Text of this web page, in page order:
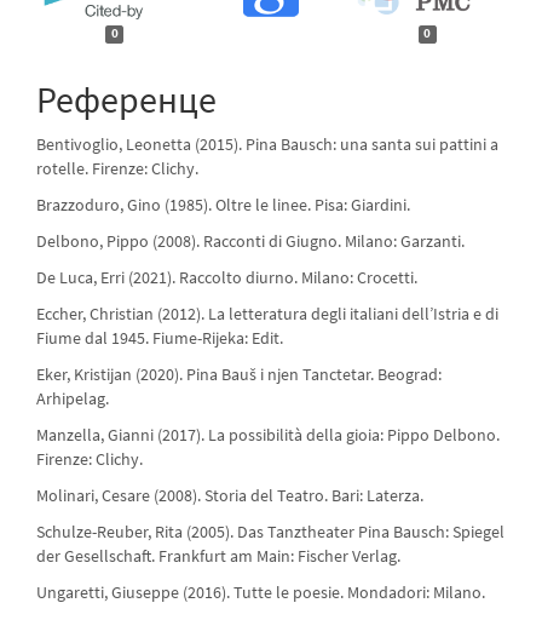
0 0
Референце
Bentivoglio, Leonetta (2015). Pina Bausch: una santa sui pattini a
rotelle. Firenze: Clichy.
Brazzoduro, Gino (1985). Oltre le linee. Pisa: Giardini.
Delbono, Pippo (2008). Racconti di Giugno. Milano: Garzanti.
De Luca, Erri (2021). Raccolto diurno. Milano: Crocetti.
Eccher, Christian (2012). La letteratura degli italiani dell’Istria e di
Fiume dal 1945. Fiume-Rijeka: Edit.
Eker, Kristijan (2020). Pina Bauš i njen Tanctetar. Beograd:
Arhipelag.
Manzella, Gianni (2017). La possibilità della gioia: Pippo Delbono.
Firenze: Clichy.
Molinari, Cesare (2008). Storia del Teatro. Bari: Laterza.
Schulze-Reuber, Rita (2005). Das Tanztheater Pina Bausch: Spiegel
der Gesellschaft. Frankfurt am Main: Fischer Verlag.
Ungaretti, Giuseppe (2016). Tutte le poesie. Mondadori: Milano.